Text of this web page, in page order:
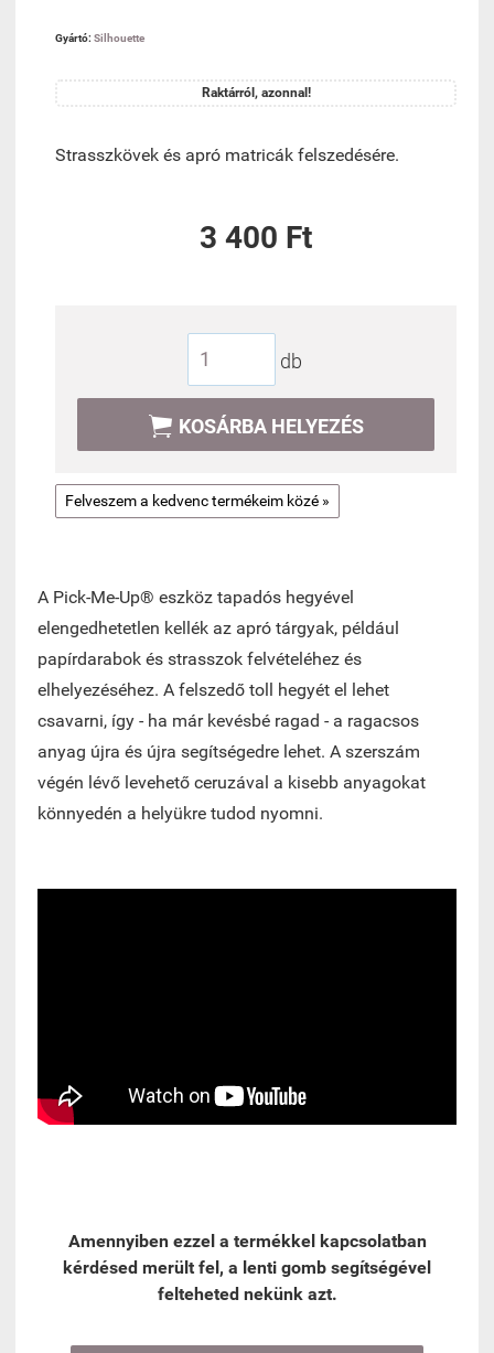
Gyártó: Silhouette
Raktárról, azonnal!
Strasszkövek és apró matricák felszedésére.
3 400 Ft
db
 KOSÁRBA HELYEZÉS
Felveszem a kedvenc termékeim közé »
A Pick-Me-Up® eszköz tapadós hegyével
elengedhetetlen kellék az apró tárgyak, például
papírdarabok és strasszok felvételéhez és
elhelyezéséhez. A felszedő toll hegyét el lehet
csavarni, így - ha már kevésbé ragad - a ragacsos
anyag újra és újra segítségedre lehet. A szerszám
végén lévő levehető ceruzával a kisebb anyagokat
könnyedén a helyükre tudod nyomni.